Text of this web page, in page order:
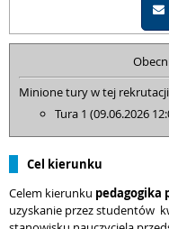
Minione tury w tej
Tura 1 (09.06.2026
Cel kierunku
Celem kierunku pedagogika
uzyskanie przez studentów